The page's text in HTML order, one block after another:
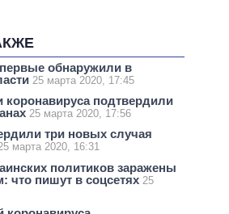
обнаружили в
25 марта 2020, 17:45
коронавируса подтвердили
25 марта 2020, 17:56
три новых случая
марта 2020, 16:31
политиков заражены
что пишут в соцсетях 25